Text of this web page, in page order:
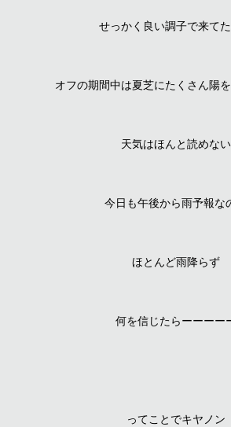
せっかく良い調子で来て
オフの期間中は夏芝にたくさん陽
天気はほんと読めない
今日も午後から雨予報な
ほとんど雨降らず
何を信じたらーーーー
ってことでキヤノン